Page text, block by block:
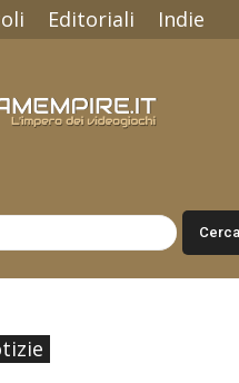
Editoriali Indie